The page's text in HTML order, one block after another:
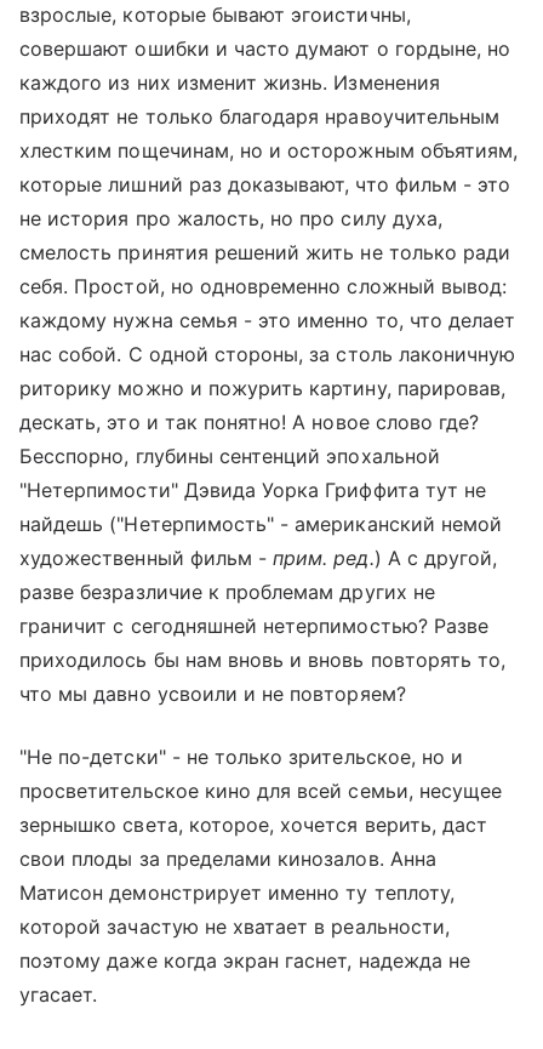
взрослые, которые бывают эгоистичны,
совершают ошибки и часто думают о гордыне, но
каждого из них изменит жизнь. Изменения
приходят не только благодаря нравоучительным
хлестким пощечинам, но и осторожным объятиям,
которые лишний раз доказывают, что фильм - это
не история про жалость, но про силу духа,
смелость принятия решений жить не только ради
себя. Простой, но одновременно сложный вывод:
каждому нужна семья - это именно то, что делает
нас собой. С одной стороны, за столь лаконичную
риторику можно и пожурить картину, парировав,
дескать, это и так понятно! А новое слово где?
Бесспорно, глубины сентенций эпохальной
"Нетерпимости" Дэвида Уорка Гриффита тут не
найдешь ("Нетерпимость" - американский немой
художественный фильм -прим. ред.) А с другой,
разве безразличие к проблемам других не
граничит с сегодняшней нетерпимостью? Разве
приходилось бы нам вновь и вновь повторять то,
что мы давно усвоили и не повторяем?
"Не по-детски" - не только зрительское, но и
просветительское кино для всей семьи, несущее
зернышко света, которое, хочется верить, даст
свои плоды за пределами кинозалов. Анна
Матисон демонстрирует именно ту теплоту,
которой зачастую не хватает в реальности,
поэтому даже когда экран гаснет, надежда не
угасает.